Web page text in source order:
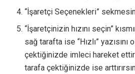
“İşaretçi Seçenekleri”
“İşaretçinizin hızını seçin”
sağ tarafta ise “Hızlı” yazısını
çektiğinizde imleci hareket
tarafa çektiğinizde ise